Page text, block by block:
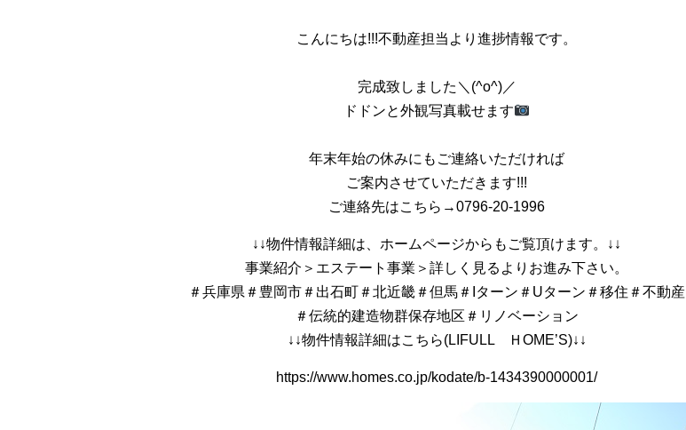
こんにちは!!!不動産担当より進捗情報です。
完成致しました＼(^o^)／
ドドンと外観写真載せます
年末年始の休みにもご連絡いただければ
ご案内させていただきます!!!
ご連絡先はこちら→0796-20-1996
↓↓物件情報詳細は、ホームページからもご覧頂けます。↓↓
事業紹介＞エステート事業＞詳しく見るよりお進み下さい。
＃兵庫県＃豊岡市＃出石町＃北近畿＃但馬＃Iターン＃Uターン＃移住＃不動産
＃伝統的建造物群保存地区＃リノベーション
↓↓物件情報詳細はこちら(LIFULL ＨOME’S)↓↓
https://www.homes.co.jp/kodate/b-1434390000001/